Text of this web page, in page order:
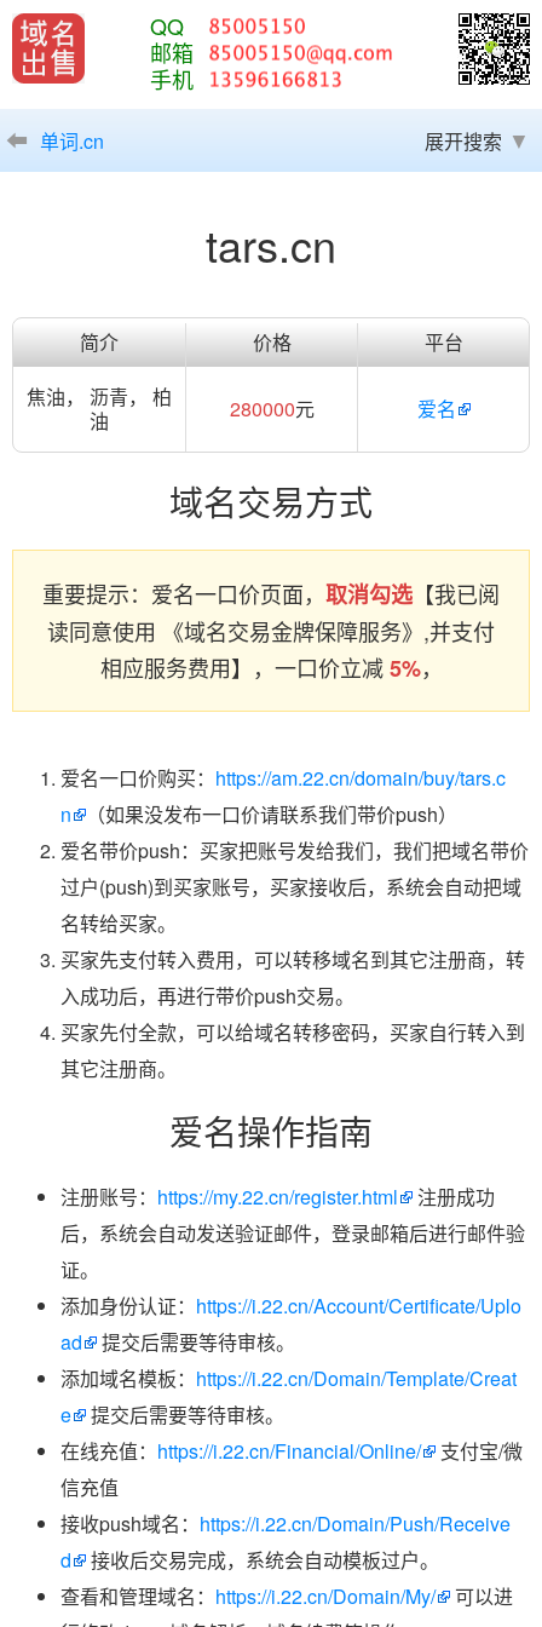
QQ
邮箱
手机
单词.cn 展开搜索
tars.cn
简介 价格
平台
焦油， 沥青， 柏
油
280000元 爱名
域名交易方式
重要提示：爱名一口价页面， 取消勾选 【我已阅
读同意使用 《域名交易金牌保障服务》,并支付
相应服务费用】，一口价立减5%，
爱名一口价购买： https://am.22.cn/domain/buy/tars.c
n
（如果没发布一口价请联系我们带价push）
爱名带价push：买家把账号发给我们，我们把域名带价
过户(push)到买家账号，买家接收后，系统会自动把域
名转给买家。
买家先支付转入费用，可以转移域名到其它注册商，转
入成功后，再进行带价push交易。
买家先付全款，可以给域名转移密码，买家自行转入到
其它注册商。
爱名操作指南
注册账号： https://my.22.cn/register.html
注册成功
后，系统会自动发送验证邮件，登录邮箱后进行邮件验
证。
添加身份认证： https://i.22.cn/Account/Certificate/Uplo
ad
提交后需要等待审核。
添加域名模板： https://i.22.cn/Domain/Template/Creat
e
提交后需要等待审核。
在线充值： https://i.22.cn/Financial/Online/
支付宝/微
信充值
接收push域名： https://i.22.cn/Domain/Push/Receive
d
接收后交易完成，系统会自动模板过户。
查看和管理域名： https://i.22.cn/Domain/My/
可以进